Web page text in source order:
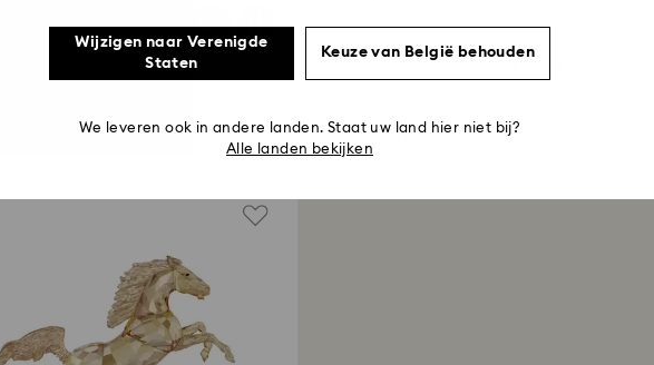
Asian Symbols Geluks Kool
230 EUR
Wijzigen naar Verenigde
Staten
Keuze van België behouden
We leveren ook in andere landen. Staat uw land hier niet bij?
Alle landen bekijken